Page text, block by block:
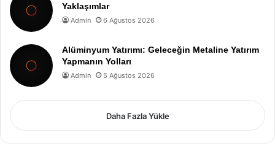
Yaklaşımlar
Admin 6 Ağustos 2026
Alüminyum Yatırımı: Geleceğin Metaline Yatırım
Yapmanın Yolları
Admin 5 Ağustos 2026
Daha Fazla Yükle